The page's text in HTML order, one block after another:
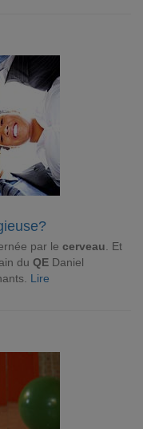
par le cerveau . Et
du QE Daniel
Lire